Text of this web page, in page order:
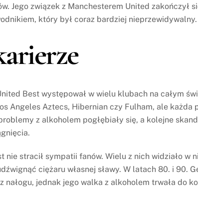
Jego związek z Manchesterem United zakończył
który był coraz bardziej nieprzewidywalny.
Best występował w wielu klubach na całym
Angeles Aztecs, Hibernian czy Fulham, ale każda
z alkoholem pogłębiały się, a kolejne
nie stracił sympatii fanów. Wielu z nich widziało w
ciężaru własnej sławy. W latach 80. i 90.
nałogu, jednak jego walka z alkoholem trwała do